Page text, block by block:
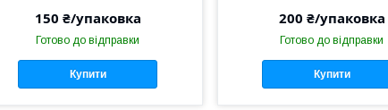
150 ₴/упаковка
Готово до відправки
Купити
200 ₴/упаковка
Готово до відправки
Купити